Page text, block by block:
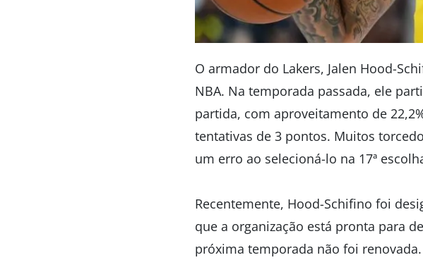
O armador do Lakers, Jalen Hood-
NBA. Na temporada passada, ele
partida, com aproveitamento de
tentativas de 3 pontos. Muitos
um erro ao selecioná-lo na 17ª
Recentemente, Hood-Schifino foi
que a organização está pronta para
próxima temporada não foi renovada.